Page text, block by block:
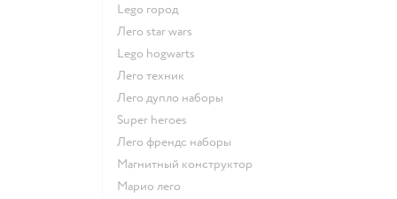
Lego город
Лего star wars
Lego hogwarts
Лего техник
Лего дупло наборы
Super heroes
Лего френдс наборы
Магнитный конструктор
Марио лего